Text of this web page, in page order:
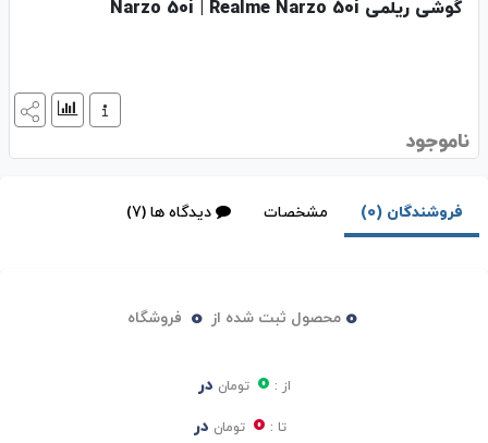
گوشی ریلمی Narzo 50i | Realme Narzo 50i
ناموجود
فروشندگان (0) مشخصات دیدگاه ها (7)
0 محصول ثبت شده از 0 فروشگاه
از : 0 تومان در
تا : 0 تومان در